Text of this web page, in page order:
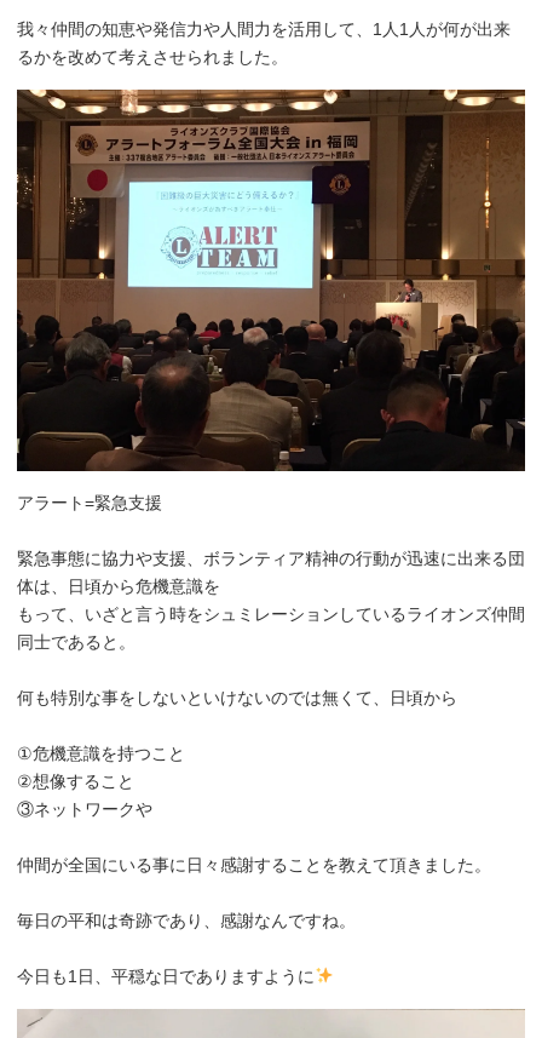
我々仲間の知恵や発信力や人間力を活用して、1人1人が何が出来
るかを改めて考えさせられました。
アラート=緊急支援
緊急事態に協力や支援、ボランティア精神の行動が迅速に出来る団
体は、日頃から危機意識を
もって、いざと言う時をシュミレーションしているライオンズ仲間
同士であると。
何も特別な事をしないといけないのでは無くて、日頃から
①危機意識を持つこと
②想像すること
③ネットワークや
仲間が全国にいる事に日々感謝することを教えて頂きました。
毎日の平和は奇跡であり、感謝なんですね。
今日も1日、平穏な日でありますように